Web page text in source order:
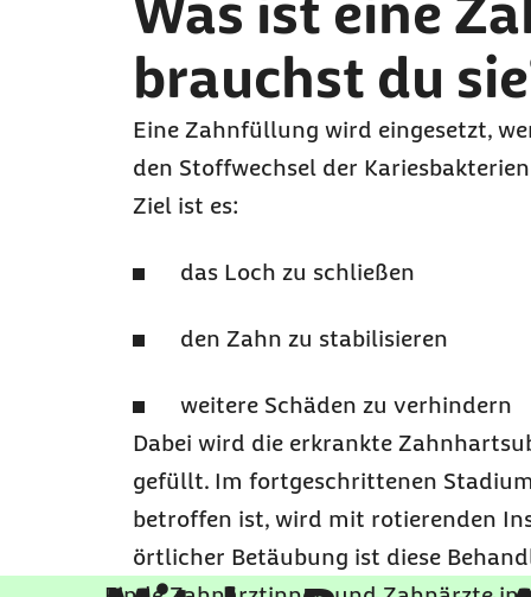
Was ist eine
brauchst du
Eine Zahnfüllung wird eingesetzt,
den Stoffwechsel der
Ziel ist es:
das Loch zu schließen
den Zahn zu stabilisieren
weitere Schäden zu verhindern
Dabei wird die erkrankte
gefüllt. Im fortgeschrittenen
betroffen ist, wird mit rotierenden
örtlicher Betäubung ist diese